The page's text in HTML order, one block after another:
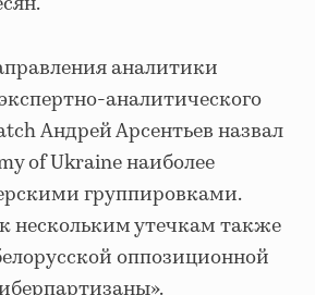
аналитики
аналитического
Андрей Арсентьев назвал
of Ukraine наиболее
группировками.
нескольким утечкам также
оппозиционной